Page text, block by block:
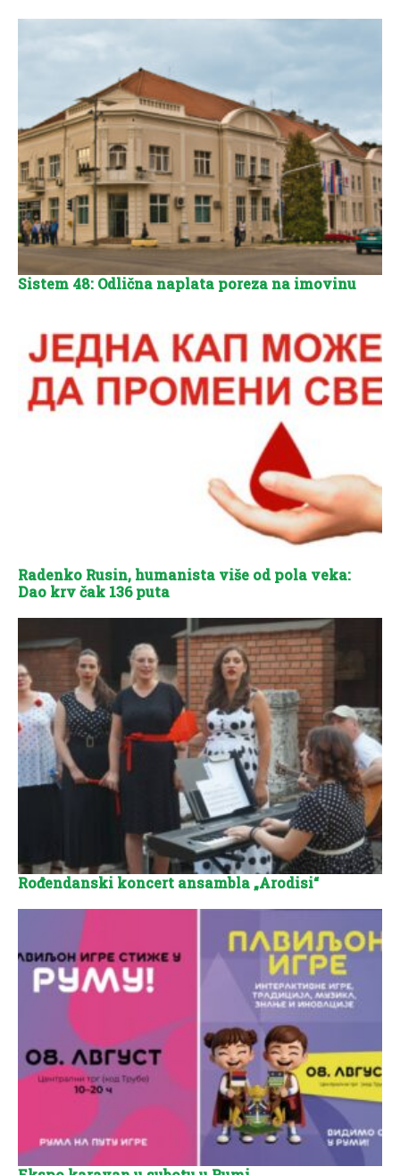
Sistem 48: Odlična naplata poreza na imovinu
Radenko Rusin, humanista više od pola veka:
Dao krv čak 136 puta
Rođendanski koncert ansambla „Arodisi“